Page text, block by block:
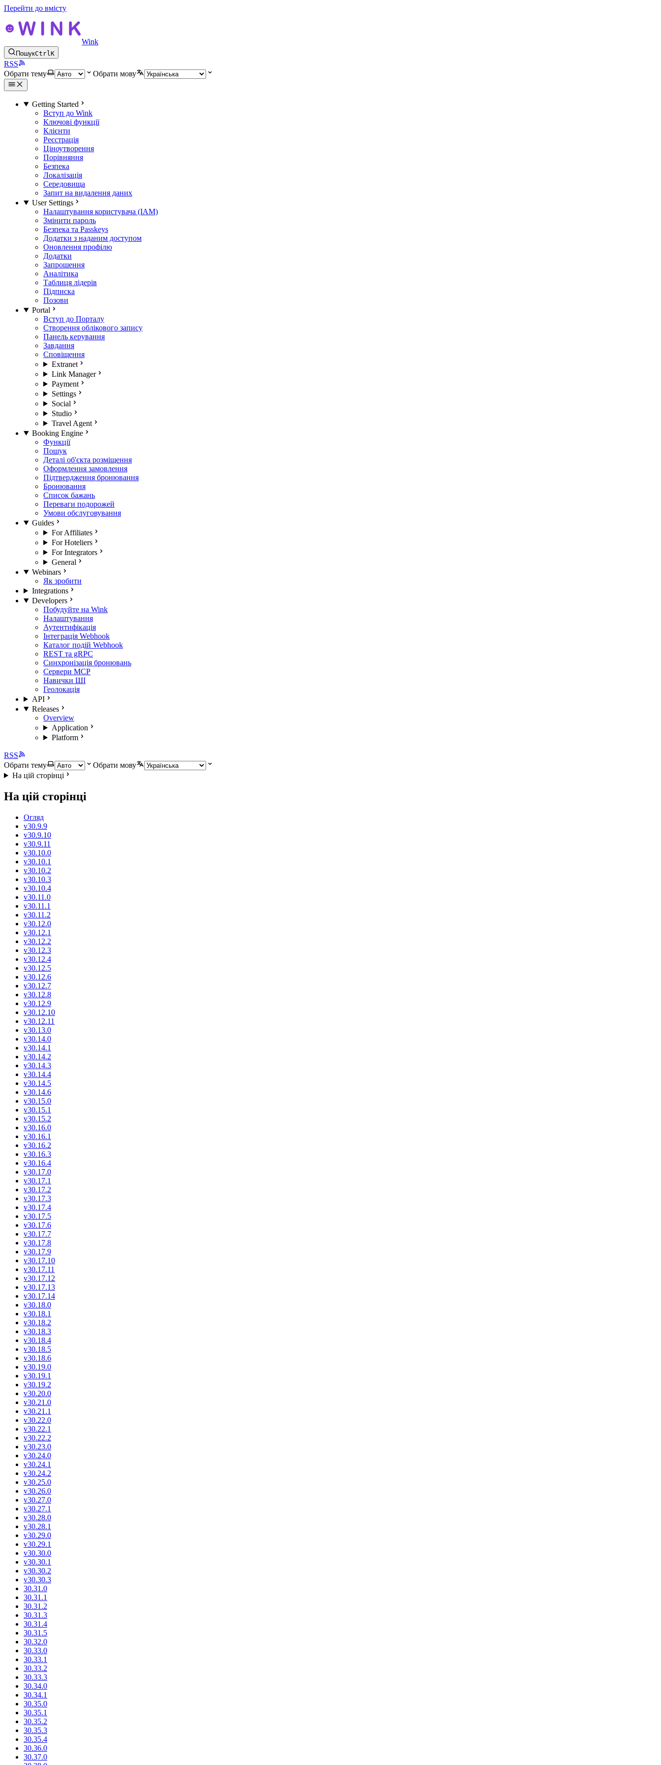
Перейти до вмісту
Wink
ПошукCtrlK
RSS
Обрати тему
Обрати мову
Getting Started
Вступ до Wink
Ключові функції
Клієнти
Реєстрація
Ціноутворення
Порівняння
Безпека
Локалізація
Середовища
Запит на видалення даних
User Settings
Налаштування користувача (IAM)
Змінити пароль
Безпека та Passkeys
Додатки з наданим доступом
Оновлення профілю
Додатки
Запрошення
Аналітика
Таблиця лідерів
Підписка
Позови
Portal
Вступ до Порталу
Створення облікового запису
Панель керування
Завдання
Сповіщення
Extranet
Link Manager
Payment
Settings
Social
Studio
Travel Agent
Booking Engine
Функції
Пошук
Деталі об'єкта розміщення
Оформлення замовлення
Підтвердження бронювання
Бронювання
Список бажань
Переваги подорожей
Умови обслуговування
Guides
For Affiliates
For Hoteliers
For Integrators
General
Webinars
Як зробити
Integrations
Developers
Побудуйте на Wink
Налаштування
Аутентифікація
Інтеграція Webhook
Каталог подій Webhook
REST та gRPC
Синхронізація бронювань
Сервери MCP
Навички ШІ
Геолокація
API
Releases
Overview
Application
Platform
RSS
Обрати тему
Обрати мову
На цій сторінці
На цій сторінці
Огляд
v30.9.9
v30.9.10
v30.9.11
v30.10.0
v30.10.1
v30.10.2
v30.10.3
v30.10.4
v30.11.0
v30.11.1
v30.11.2
v30.12.0
v30.12.1
v30.12.2
v30.12.3
v30.12.4
v30.12.5
v30.12.6
v30.12.7
v30.12.8
v30.12.9
v30.12.10
v30.12.11
v30.13.0
v30.14.0
v30.14.1
v30.14.2
v30.14.3
v30.14.4
v30.14.5
v30.14.6
v30.15.0
v30.15.1
v30.15.2
v30.16.0
v30.16.1
v30.16.2
v30.16.3
v30.16.4
v30.17.0
v30.17.1
v30.17.2
v30.17.3
v30.17.4
v30.17.5
v30.17.6
v30.17.7
v30.17.8
v30.17.9
v30.17.10
v30.17.11
v30.17.12
v30.17.13
v30.17.14
v30.18.0
v30.18.1
v30.18.2
v30.18.3
v30.18.4
v30.18.5
v30.18.6
v30.19.0
v30.19.1
v30.19.2
v30.20.0
v30.21.0
v30.21.1
v30.22.0
v30.22.1
v30.22.2
v30.23.0
v30.24.0
v30.24.1
v30.24.2
v30.25.0
v30.26.0
v30.27.0
v30.27.1
v30.28.0
v30.28.1
v30.29.0
v30.29.1
v30.30.0
v30.30.1
v30.30.2
v30.30.3
30.31.0
30.31.1
30.31.2
30.31.3
30.31.4
30.31.5
30.32.0
30.33.0
30.33.1
30.33.2
30.33.3
30.34.0
30.34.1
30.35.0
30.35.1
30.35.2
30.35.3
30.35.4
30.36.0
30.37.0